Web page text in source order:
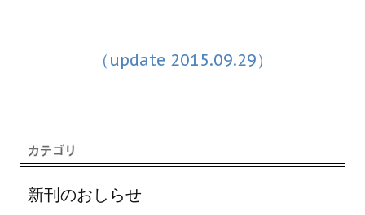
（update 2015.09.29）
新刊のおしらせ